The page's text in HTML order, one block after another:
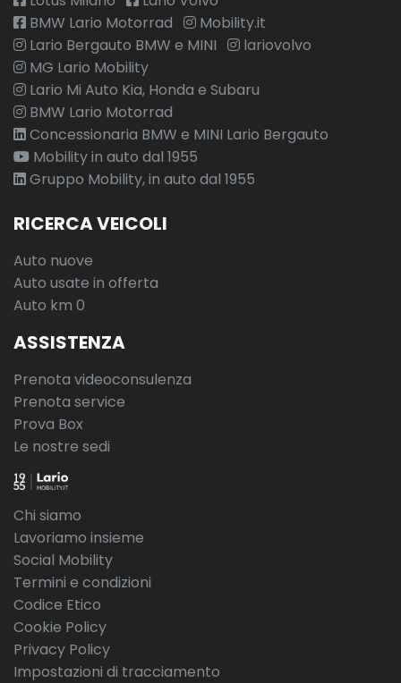
BMW Lario Motorrad
Mobility.it
Lario Bergauto BMW e MINI
lariovolvo
MG Lario Mobility
Lario Mi Auto Kia, Honda e Subaru
BMW Lario Motorrad
Concessionaria BMW e MINI Lario Bergauto
Mobility in auto dal 1955
Gruppo Mobility, in auto dal 1955
RICERCA VEICOLI
Auto nuove
Auto usate in offerta
Auto km 0
ASSISTENZA
Prenota videoconsulenza
Prenota service
Prova Box
Le nostre sedi
Chi siamo
Lavoriamo insieme
Social Mobility
Termini e condizioni
Codice Etico
Cookie Policy
Privacy Policy
Impostazioni di tracciamento